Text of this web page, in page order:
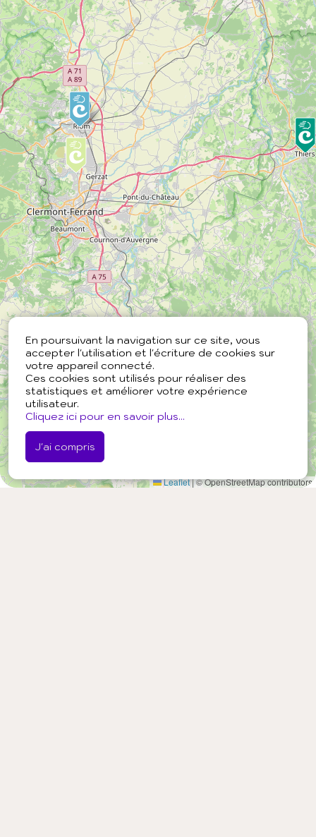
En poursuivant la navigation sur ce site, vous
accepter l'utilisation et l'écriture de cookies sur
votre appareil connecté.
Ces cookies sont utilisés pour réaliser des
statistiques et améliorer votre expérience
utilisateur.
Cliquez ici pour en savoir plus...
J'ai compris
Leaflet|© OpenStreetMap contributors